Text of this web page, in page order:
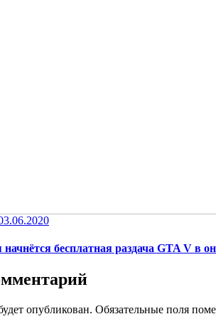
бесплатная раздача GTA V в
опубликован. Обязательные поля